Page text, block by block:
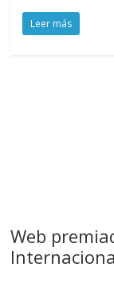
Leer más
Web